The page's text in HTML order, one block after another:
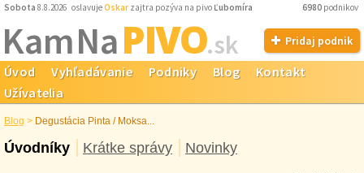
Sobota 8.8.2026 oslavujeOskar zajtra pozýva na pivo Ľubomíra 6980 podnikov
Kam NaPIVO.sk Pridaj podnik
Úvod Vyhľadávanie Podniky Blog
Kontakt
Užívatelia
Blog > Degustácia Pinta / Moksa...
Úvodníky Krátke správy Novinky